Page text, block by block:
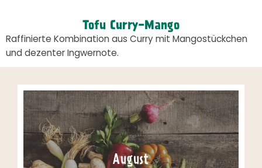
Tofu Curry-Mango
Raffinierte Kombination aus Curry mit Mangostückchen
und dezenter Ingwernote.
August